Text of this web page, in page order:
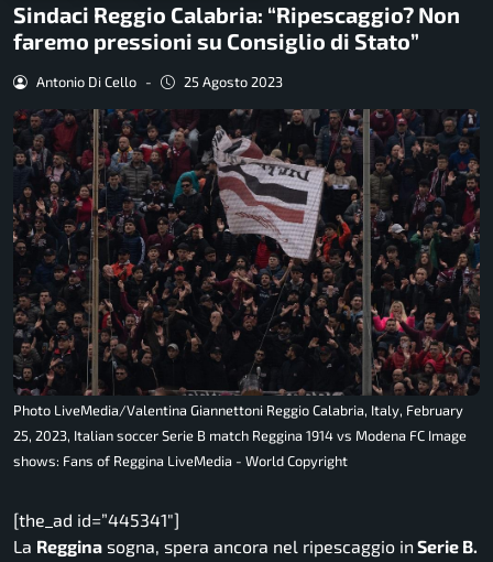
Sindaci Reggio Calabria: “Ripescaggio? Non
faremo pressioni su Consiglio di Stato”
Antonio Di Cello - 25 Agosto 2023
Photo LiveMedia/Valentina Giannettoni Reggio Calabria, Italy, February
25, 2023, Italian soccer Serie B match Reggina 1914 vs Modena FC Image
shows: Fans of Reggina LiveMedia - World Copyright
[the_ad id=”445341″]
La Reggina sogna, spera ancora nel ripescaggio in Serie B.